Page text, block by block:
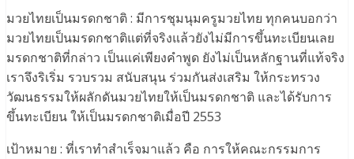
มวยไทยเป็นมรดกชาติ : มีการชุมนุมครูมวยไทย ทุกคนบอกว่า
มวยไทยเป็นมรดกชาติแต่ที่จริงแล้วยังไม่มีการขึ้นทะเบียนเลย
มรดกชาติที่กล่าว เป็นแค่เพียงคำพูด ยังไม่เป็นหลักฐานที่แท้จริง
เราจึงริเริ่ม รวบรวม สนับสนุน ร่วมกันส่งเสริม ให้กระทรวง
วัฒนธรรมให้ผลักดันมวยไทยให้เป็นมรดกชาติ และได้รับการ
ขึ้นทะเบียน ให้เป็นมรดกชาติเมื่อปี 2553
เป้าหมาย : ที่เราทำสำเร็จมาแล้ว คือ การให้คณะกรรมการ